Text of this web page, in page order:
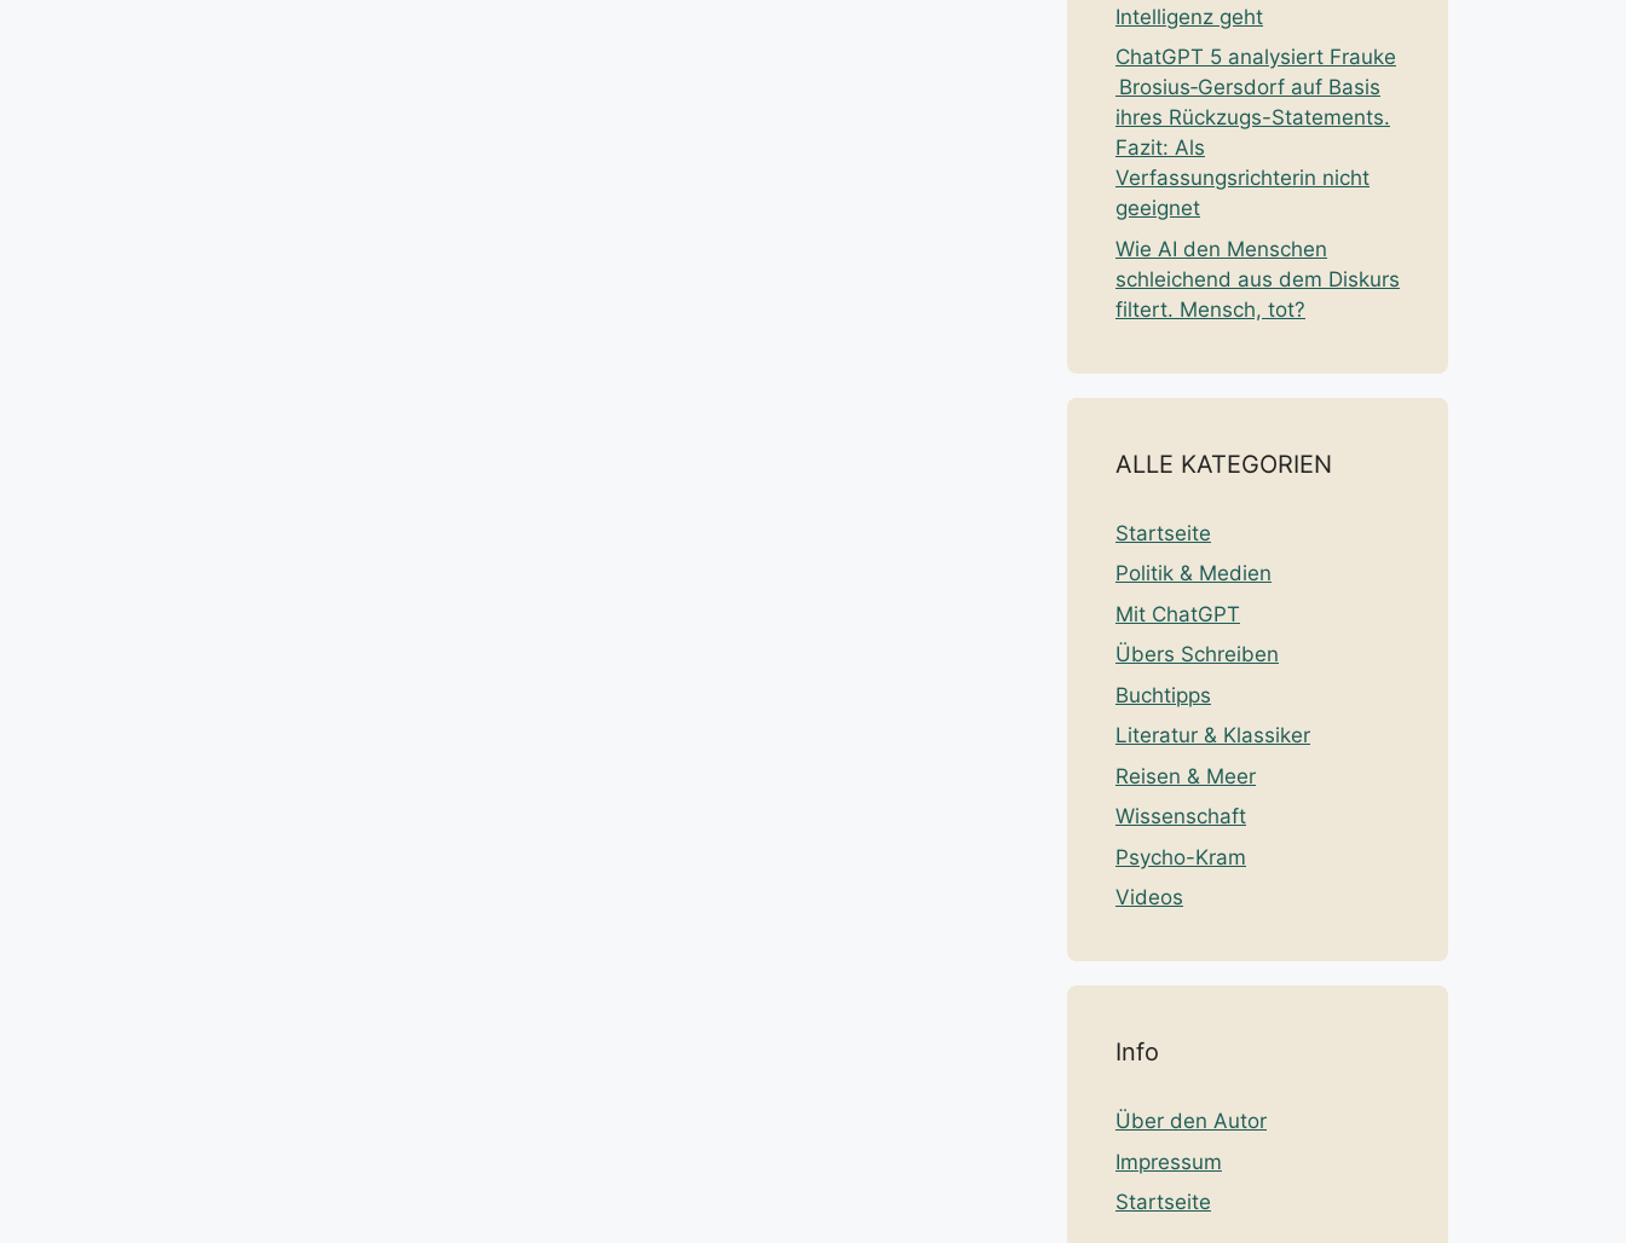
Intelligenz geht
ChatGPT 5 analysiert Frauke
Brosius‑Gersdorf auf Basis
ihres Rückzugs-Statements.
Fazit: Als
Verfassungsrichterin nicht
geeignet
Wie AI den Menschen
schleichend aus dem Diskurs
filtert. Mensch, tot?
ALLE KATEGORIEN
Startseite
Politik & Medien
Mit ChatGPT
Übers Schreiben
Buchtipps
Literatur & Klassiker
Reisen & Meer
Wissenschaft
Psycho-Kram
Videos
Info
Über den Autor
Impressum
Startseite